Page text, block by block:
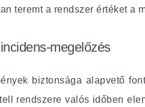
teremt a rendszer értéket a
megelőzés
biztonsága alapvető
rendszere valós időben